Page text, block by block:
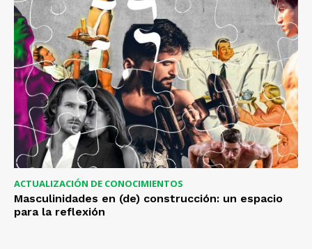
ACTUALIZACIÓN DE CONOCIMIENTOS
Masculinidades en (de) construcción: un espacio
para la reflexión